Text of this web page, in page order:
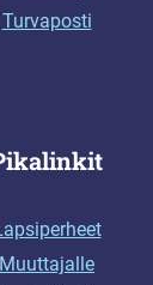
Turvaposti
Muuttajalle